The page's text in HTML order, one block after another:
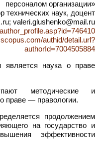
персоналом организации»
технических наук, доцент
valeri.glushenko@mail.ru
authid/detail.url?
authorId=7004505884
является наука о праве
методические и
праве — правологии.
продолжением
на государство и
эффективности